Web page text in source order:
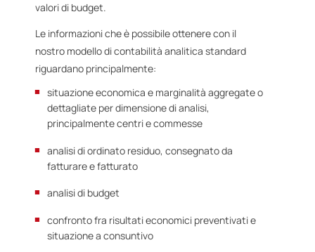
valori di budget.
Le informazioni che è possibile ottenere con il
nostro modello di contabilità analitica standard
riguardano principalmente:
situazione economica e marginalità aggregate o
dettagliate per dimensione di analisi,
principalmente centri e commesse
analisi di ordinato residuo, consegnato da
fatturare e fatturato
analisi di budget
confronto fra risultati economici preventivati e
situazione a consuntivo